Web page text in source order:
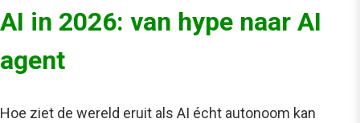
AI in 2026: van hype naar AI
agent
Hoe ziet de wereld eruit als AI écht autonoom kan